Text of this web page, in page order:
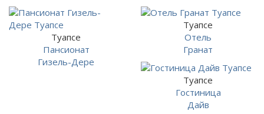
Туапсе
Пансионат
Гизель-Дере
Туапсе
Отель
Гранат
Туапсе
Гостиница
Дайв